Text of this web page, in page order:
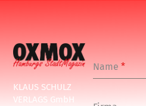
KLAUS SCHULZ
VERLAGS GmbH
Name*